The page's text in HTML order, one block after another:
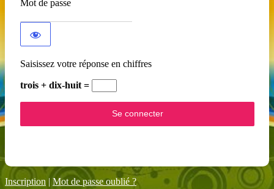
Mot de passe
Saisissez votre réponse en chiffres
trois + dix-huit =
Inscription | Mot de passe oublié ?